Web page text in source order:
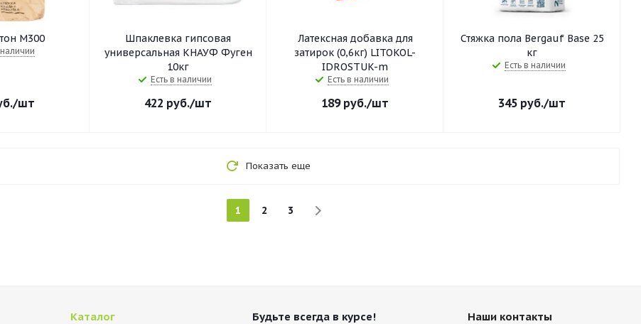
М300
/шт
Шпаклевка гипсовая
универсальная КНАУФ Фуген
10кг
Есть в наличии
422 руб./шт
Латексная добавка для
затирок (0,6кг) LITOKOL-
IDROSTUK-m
Есть в наличии
189руб./шт
Стяжка пола Bergauf Base 25
кг
Есть в наличии
345 руб./шт
Показать еще
1 2 3
Каталог Будьте всегда в курсе! Наши контакты